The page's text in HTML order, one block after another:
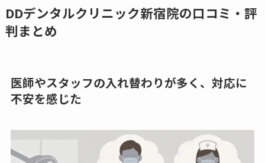
DDデンタルクリニック新宿院の口コミ・評
判まとめ
医師やスタッフの入れ替わりが多く、対応に
不安を感じた